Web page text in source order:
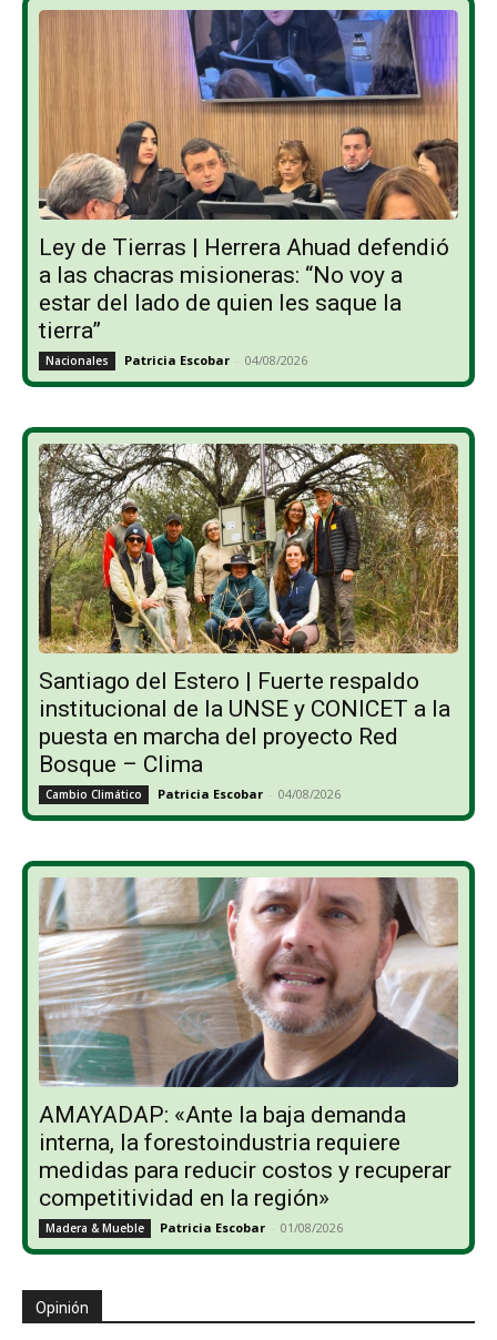
Ley de Tierras | Herrera Ahuad defendió
a las chacras misioneras: “No voy a
estar del lado de quien les saque la
tierra”
Nacionales Patricia Escobar - 04/08/2026
Santiago del Estero | Fuerte respaldo
institucional de la UNSE y CONICET a la
puesta en marcha del proyecto Red
Bosque – Clima
Cambio Climático Patricia Escobar - 04/08/2026
AMAYADAP: «Ante la baja demanda
interna, la forestoindustria requiere
medidas para reducir costos y recuperar
competitividad en la región»
Madera & Mueble Patricia Escobar - 01/08/2026
Opinión